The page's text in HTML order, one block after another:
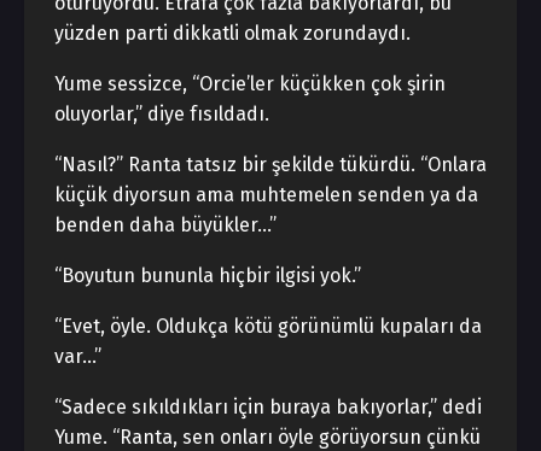
yüzden parti dikkatli olmak zorundaydı.
Yume sessizce, “Orcie’ler küçükken çok şirin
oluyorlar,” diye fısıldadı.
“Nasıl?” Ranta tatsız bir şekilde tükürdü. “Onlara
küçük diyorsun ama muhtemelen senden ya da
benden daha büyükler…”
“Boyutun bununla hiçbir ilgisi yok.”
“Evet, öyle. Oldukça kötü görünümlü kupaları da
var…”
“Sadece sıkıldıkları için buraya bakıyorlar,” dedi
Yume. “Ranta, sen onları öyle görüyorsun çünkü